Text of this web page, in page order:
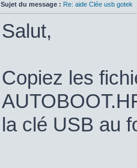
Sujet du message : Re: aide Clée usb gotek
Salut,
Copiez les
la clé USB au